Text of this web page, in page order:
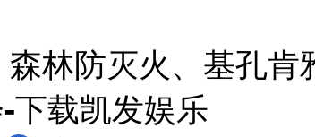
林防灭火、基孔肯
下载凯发娱乐